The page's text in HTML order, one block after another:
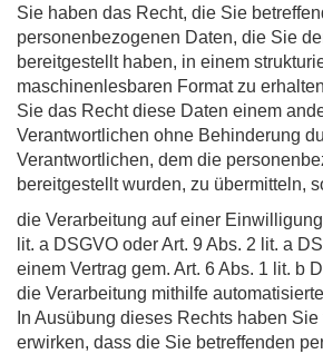
Sie haben das Recht, die Sie
personenbezogenen Daten, die Sie
bereitgestellt haben, in einem
maschinenlesbaren Format zu
Sie das Recht diese Daten einem
Verantwortlichen ohne Behinderung
Verantwortlichen, dem die
bereitgestellt wurden, zu übermitteln,
die Verarbeitung auf einer
lit. a DSGVO oder Art. 9 Abs. 2 lit. a
einem Vertrag gem. Art. 6 Abs. 1 lit. b
die Verarbeitung mithilfe
In Ausübung dieses Rechts haben
erwirken, dass die Sie betreffenden